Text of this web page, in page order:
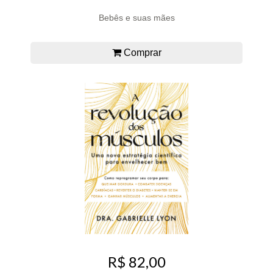
Bebês e suas mães
Comprar
R$ 82,00